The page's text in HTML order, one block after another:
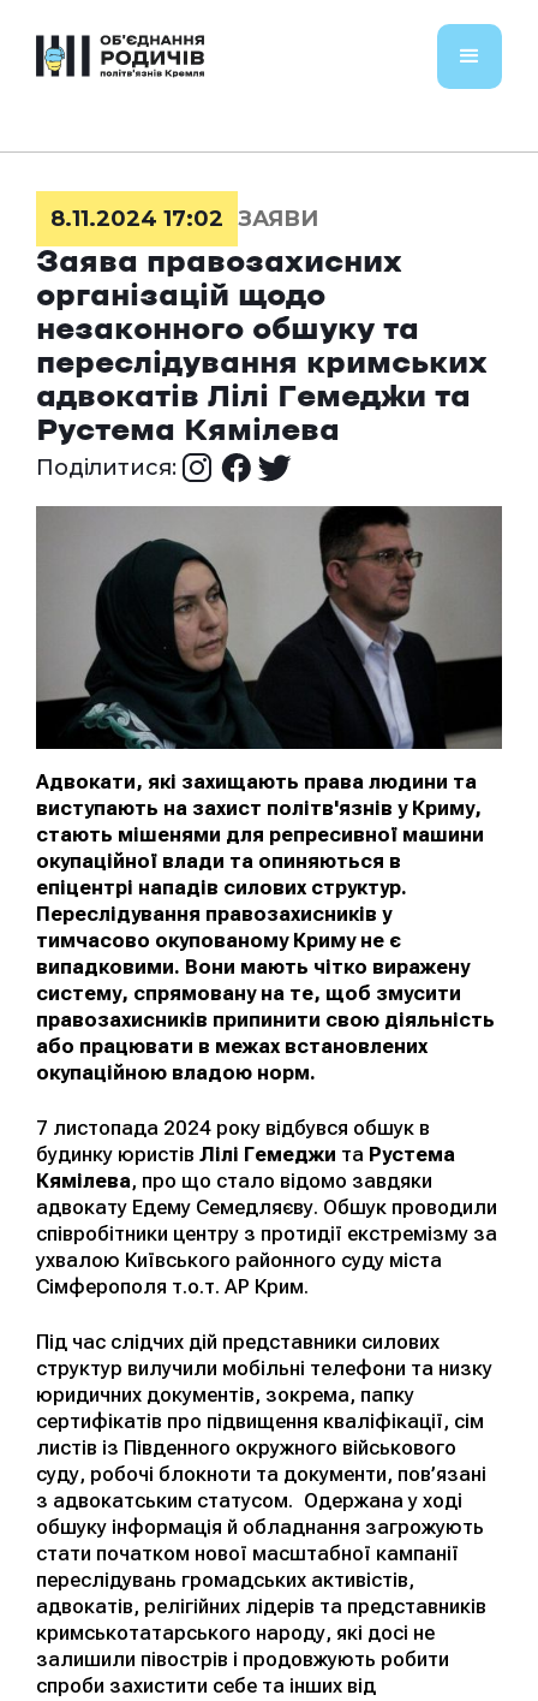
8.11.2024 17:02 ЗАЯВИ
Заява правозахисних
організацій щодо
незаконного обшуку та
переслідування кримських
адвокатів Лілі Гемеджи та
Рустема Кямілева
Поділитися:
Адвокати, які захищають права людини та
виступають на захист політв'язнів у Криму,
стають мішенями для репресивної машини
окупаційної влади та опиняються в
епіцентрі нападів силових структур.
Переслідування правозахисників у
тимчасово окупованому Криму не є
випадковими. Вони мають чітко виражену
систему, спрямовану на те, щоб змусити
правозахисників припинити свою діяльність
або працювати в межах встановлених
окупаційною владою норм.
7 листопада 2024 року відбувся обшук в
будинку юристів Лілі Гемеджи та Рустема
Кямілева, про що стало відомо завдяки
адвокату Едему Семедляєву. Обшук проводили
співробітники центру з протидії екстремізму за
ухвалою Київського районного суду міста
Сімферополя т.о.т. АР Крим.
Під час слідчих дій представники силових
структур вилучили мобільні телефони та низку
юридичних документів, зокрема, папку
сертифікатів про підвищення кваліфікації, сім
листів із Південного окружного військового
суду, робочі блокноти та документи, пов’язані
з адвокатським статусом. Одержана у ході
обшуку інформація й обладнання загрожують
стати початком нової масштабної кампанії
переслідувань громадських активістів,
адвокатів, релігійних лідерів та представників
кримськотатарського народу, які досі не
залишили півострів і продовжують робити
спроби захистити себе та інших від